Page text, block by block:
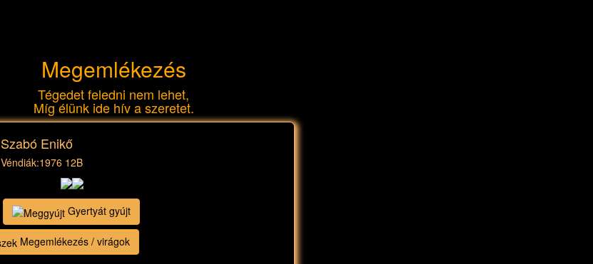
Megemlékezés
Tégedet feledni nem lehet,
Míg élünk ide hív a szeretet.
Szabó Enikő
Véndiák:1976 12B
Gyertyát gyújt
Megemlékezés / virágok